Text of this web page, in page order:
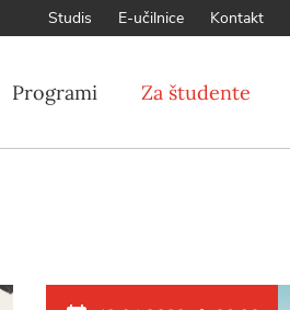
Studis E-učilnice Kontakt
Programi Za študente